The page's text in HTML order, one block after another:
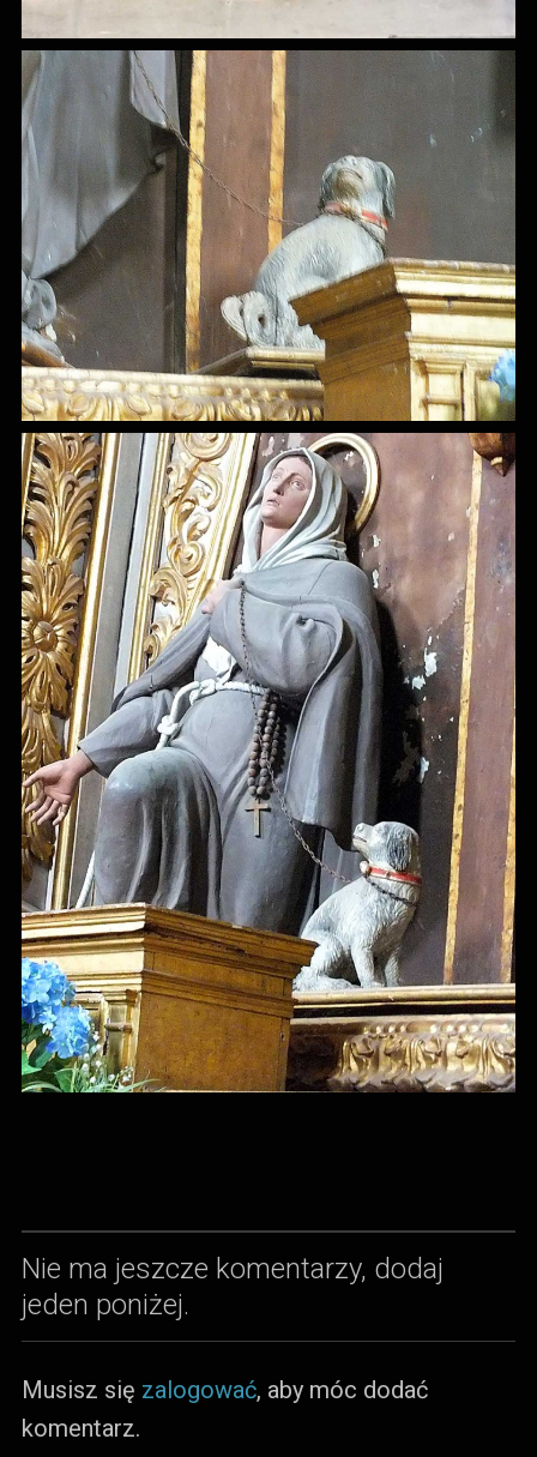
Nie ma jeszcze komentarzy, dodaj
jeden poniżej.
Musisz się zalogować, aby móc dodać
komentarz.